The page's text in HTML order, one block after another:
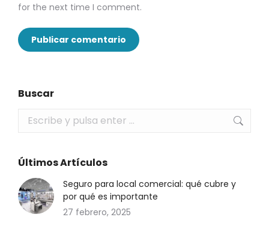
for the next time I comment.
Publicar comentario
Buscar
Últimos Artículos
Seguro para local comercial: qué cubre y
por qué es importante
27 febrero, 2025